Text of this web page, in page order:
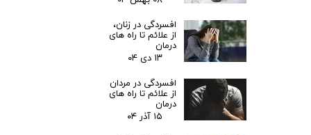
افسردگی در زنان،
از علائم تا راه های
درمان
۱۳ دی ۰۴
افسردگی در مردان
از علائم تا راه های
درمان
۱۵ آذر ۰۴